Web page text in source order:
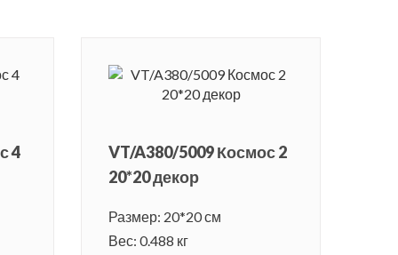
4
VT/A380/5009 Космос 2
20*20 декор
Размер: 20*20 см
Вес: 0.488 кг